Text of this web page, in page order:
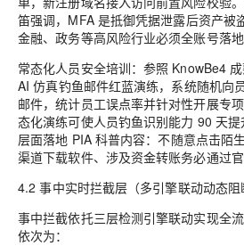
笛强调，MFA 是抵御凭据泄露后资产被
金融、政务等高风险行业必须全账号落地
常态化人员安全培训：参照 KnowBe4
AI 仿真钓鱼邮件红蓝演练，系统随机向
邮件，统计员工误点率并针对性开展专
态化演练可使人员钓鱼识别能力 90 天
层面落地 PIA 科普内容：不随意点击陌
渠道下载软件、涉及资金转账务必通过
4.2 事中实时拦截层（多引擎联动动态阻
事中拦截依托三层检测引擎联动实现全
依次为：